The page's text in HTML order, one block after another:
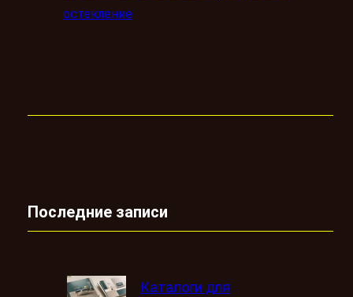
остекление
Последние записи
Каталоги для